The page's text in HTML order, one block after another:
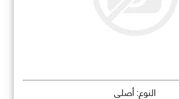
النوع: أصلي